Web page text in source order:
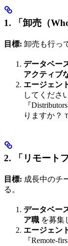
1. 「卸売（
目標: 卸売も行っ
データベー
アクティブ
エージェン
してくださ
『
りますか？
2. 「リモート
目標: 成長中のチ
る。
データベー
ア職 を募集
エージェン
『Remote-